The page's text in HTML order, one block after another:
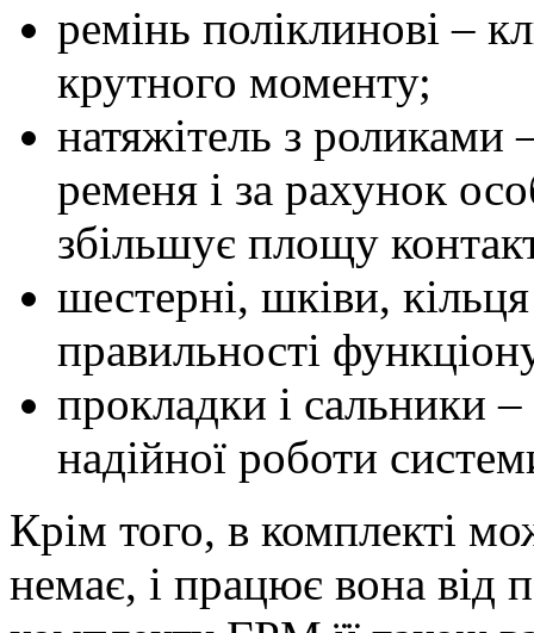
ремінь поліклинові –
крутного моменту;
натяжітель з роликами
ременя і за рахунок
збільшує площу
шестерні, шківи, кільця
правильності
прокладки і сальники
надійної роботи
Крім того, в комплекті
немає, і працює вона від